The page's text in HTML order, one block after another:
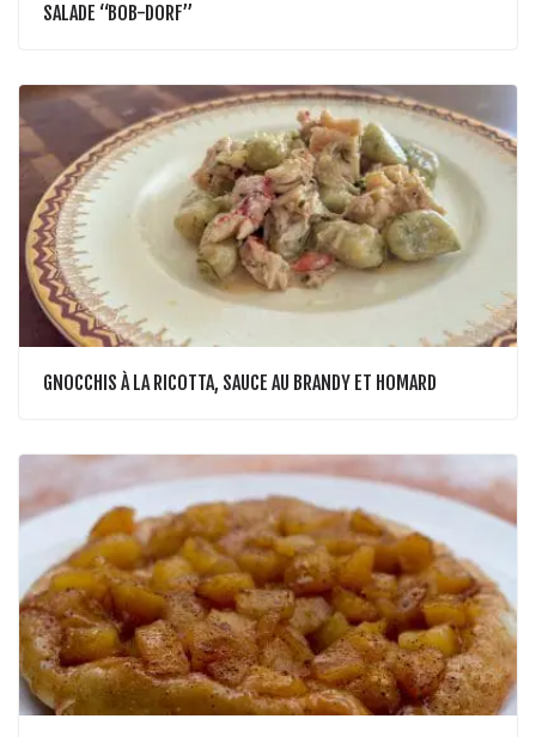
SALADE “BOB-DORF”
GNOCCHIS À LA RICOTTA, SAUCE AU BRANDY ET HOMARD